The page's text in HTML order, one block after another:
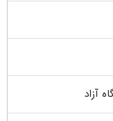
آزاد